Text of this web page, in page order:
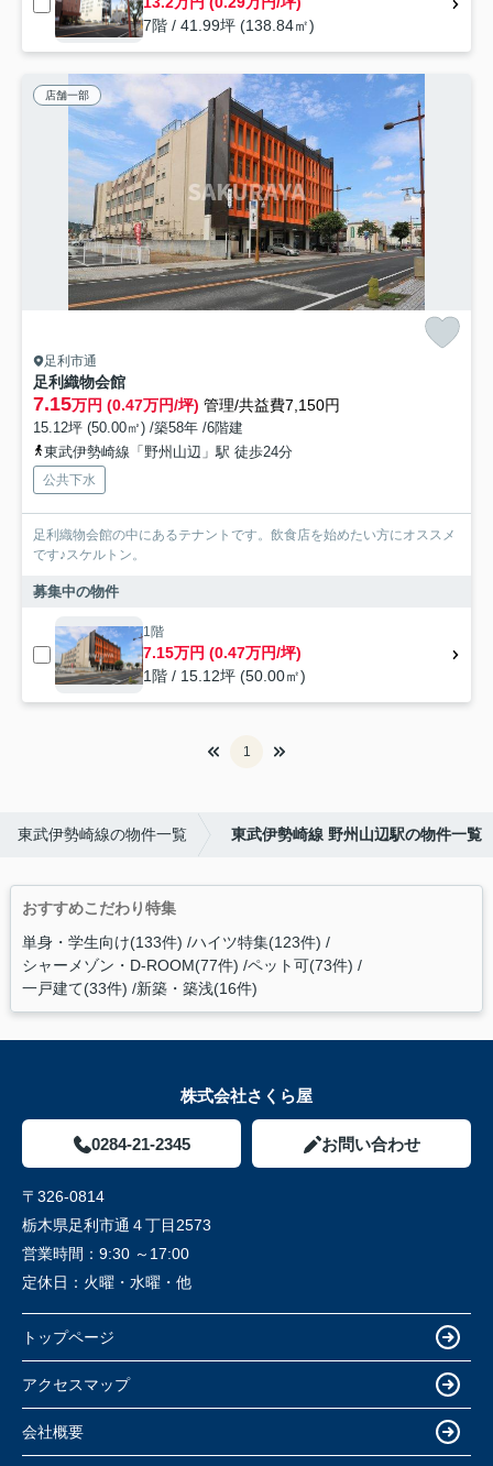
7階 / 41.99坪 (138.84㎡)
店舗一部
足利市通
足利織物会館
7.15万円 (0.47万円/坪) 管理/共益費7,150円
15.12坪 (50.00㎡) /築58年 /6階建
東武伊勢崎線「野州山辺」駅 徒歩24分
公共下水
足利織物会館の中にあるテナントです。飲食店を始めたい方にオススメ
です♪スケルトン。
募集中の物件
1階
7.15万円 (0.47万円/坪)
1階 / 15.12坪 (50.00㎡)
1
東武伊勢崎線の物件一覧 東武伊勢崎線 野州山辺駅の物件一覧
おすすめこだわり特集
単身・学生向け(133件) ハイツ特集(123件)
シャーメゾン・D-ROOM(77件) ペット可(73件)
一戸建て(33件) 新築・築浅(16件)
株式会社さくら屋
0284-21-2345 お問い合わせ
〒326-0814
栃木県足利市通４丁目2573
営業時間： 9:30 ～17:00
定休日： 火曜・水曜・他
トップページ
アクセスマップ
会社概要